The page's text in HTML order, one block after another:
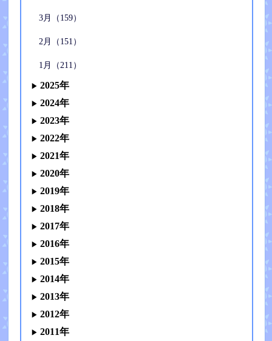
3月（159）
2月（151）
1月（211）
2025年
2024年
2023年
2022年
2021年
2020年
2019年
2018年
2017年
2016年
2015年
2014年
2013年
2012年
2011年